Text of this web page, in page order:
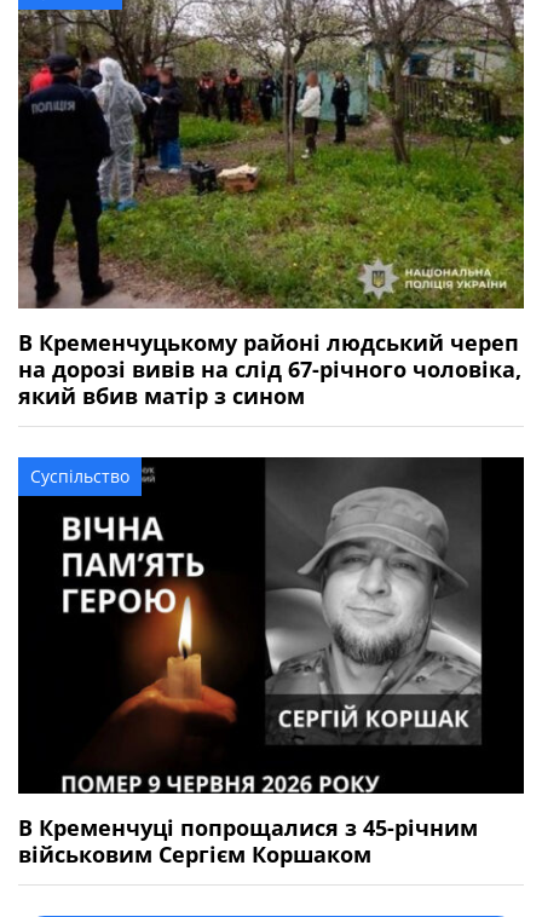
В Кременчуцькому районі людський череп
на дорозі вивів на слід 67-річного чоловіка,
який вбив матір з сином
Суспільство
В Кременчуці попрощалися з 45-річним
військовим Сергієм Коршаком